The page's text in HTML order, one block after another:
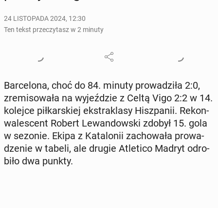
24 LISTOPADA 2024, 12:30
Ten tekst przeczytasz w 2 minuty
Bar­ce­lo­na, choć do 84. minuty pro­wa­dzi­ła 2:0,
zre­mi­so­wa­ła na wy­jeź­dzie z Celtą Vigo 2:2 w 14.
kolejce pił­kar­skiej eks­tra­kla­sy Hisz­pa­nii. Re­kon­
wa­le­scent Robert Le­wan­dow­ski zdobył 15. gola
w sezonie. Ekipa z Ka­ta­lo­nii za­cho­wa­ła pro­wa­
dze­nie w tabeli, ale drugie Atle­ti­co Madryt od­ro­
bi­ło dwa punkty.